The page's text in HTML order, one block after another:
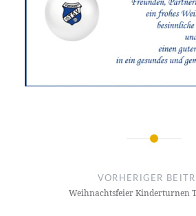
Beitragsnavigation
VORHERIGER
Weihnachtsfeier Kinderturnen